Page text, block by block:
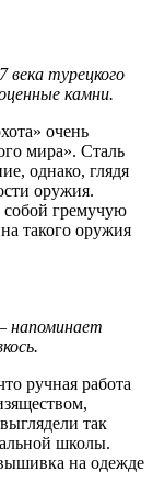
турецкого
камни.
очень
мира». Сталь
однако, глядя
оружия.
гремучую
такого оружия
напоминает
ручная работа
так
школы.
на одежде